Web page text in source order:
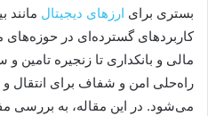
بستری برای ارزهای دیجیتال مانند
کاربردهای گسترده‌ای در حوزه‌های
مالی و بانکداری تا زنجیره تامین
راه‌حلی امن و شفاف برای انتقال و
می‌شود. در این مقاله، به بررسی